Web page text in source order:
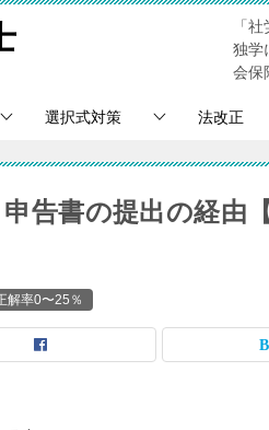
「
独学
会保
選択式対策 法改正
告書の提出の経由
解率0〜25％